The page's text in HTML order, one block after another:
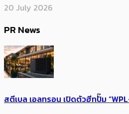
20 July 2026
PR News
สตีเบล เอลทรอน เปิดตัวฮีทปั๊ม